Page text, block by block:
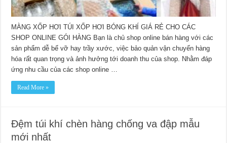
MÀNG XỐP HƠI TÚI XỐP HƠI BÓNG KHÍ GIÁ RẺ CHO CÁC
SHOP ONLINE GÓI HÀNG Bạn là chủ shop online bán hàng với các
sản phẩm dễ bể vỡ hay trầy xước, việc bảo quản vận chuyển hàng
hóa rất quan trọng và ảnh hưởng tới doanh thu của shop. Nhằm đáp
ứng nhu cầu của các shop online …
Read More »
Đệm túi khí chèn hàng chống va đập mẫu
mới nhất